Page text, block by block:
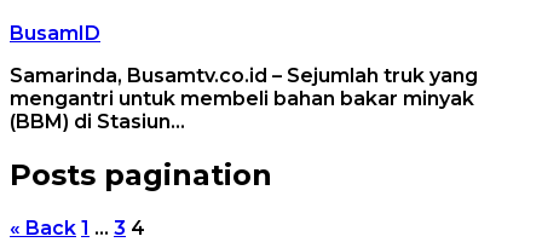
BusamID
Samarinda, Busamtv.co.id – Sejumlah truk yang
mengantri untuk membeli bahan bakar minyak
(BBM) di Stasiun…
Posts pagination
« Back 1 … 3 4